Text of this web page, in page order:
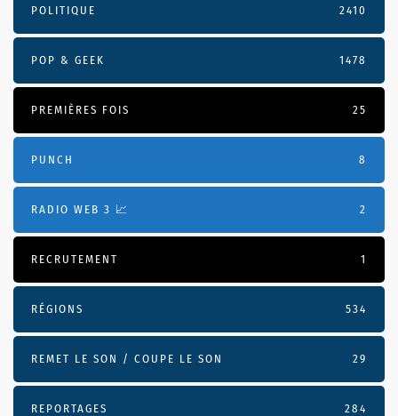
POLITIQUE 2410
POP & GEEK 1478
PREMIÈRES FOIS 25
PUNCH 8
RADIO WEB 3 📈 2
RECRUTEMENT 1
RÉGIONS 534
REMET LE SON / COUPE LE SON 29
REPORTAGES 284